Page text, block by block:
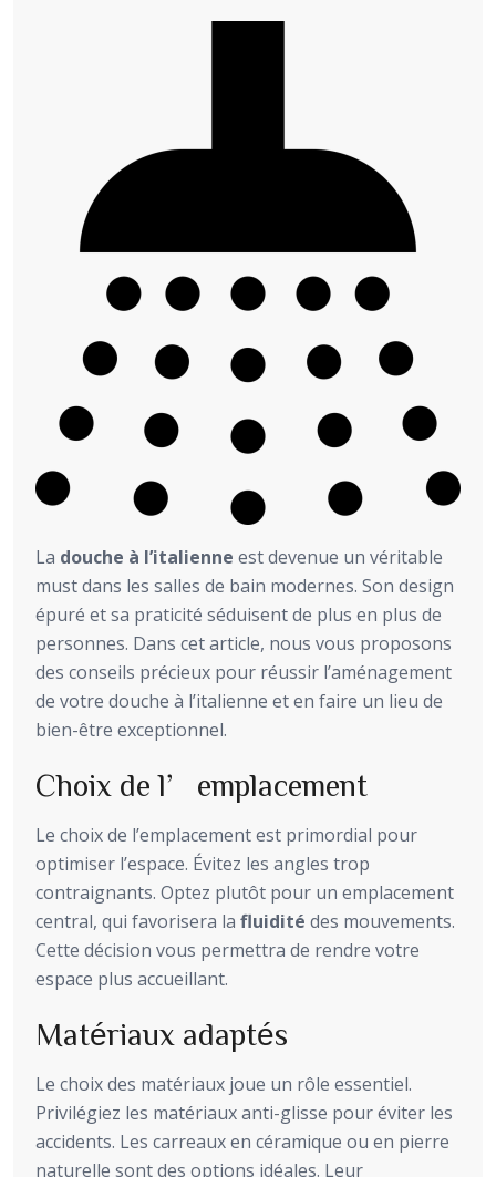
La douche à l’italienne est devenue un véritable
must dans les salles de bain modernes. Son design
épuré et sa praticité séduisent de plus en plus de
personnes. Dans cet article, nous vous proposons
des conseils précieux pour réussir l’aménagement
de votre douche à l’italienne et en faire un lieu de
bien-être exceptionnel.
Choix de l’emplacement
Le choix de l’emplacement est primordial pour
optimiser l’espace. Évitez les angles trop
contraignants. Optez plutôt pour un emplacement
central, qui favorisera la fluidité des mouvements.
Cette décision vous permettra de rendre votre
espace plus accueillant.
Matériaux adaptés
Le choix des matériaux joue un rôle essentiel.
Privilégiez les matériaux anti-glisse pour éviter les
accidents. Les carreaux en céramique ou en pierre
naturelle sont des options idéales. Leur